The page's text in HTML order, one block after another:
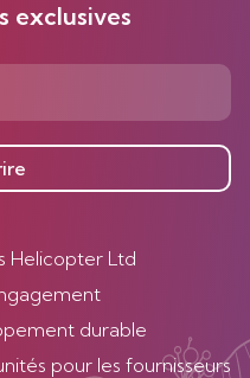
exclusives
Helicopter Ltd
durable
pour les fournisseurs